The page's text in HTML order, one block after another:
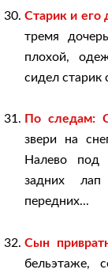
Старик и его
тремя
плохой,
сидел старик
По следам:
звери на
Налево под
задних
передних...
Сын
бельэтаже,